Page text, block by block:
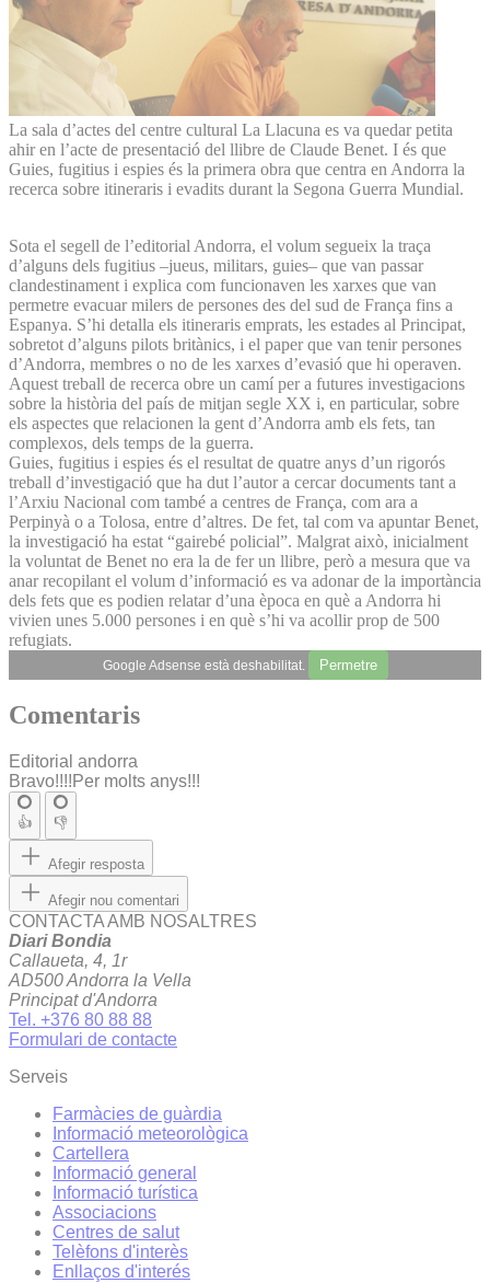
La sala d’actes del centre cultural La Llacuna es va quedar petita
ahir en l’acte de presentació del llibre de Claude Benet. I és que
Guies, fugitius i espies és la primera obra que centra en Andorra la
recerca sobre itineraris i evadits durant la Segona Guerra Mundial.
Sota el segell de l’editorial Andorra, el volum segueix la traça
d’alguns dels fugitius –jueus, militars, guies– que van passar
clandestinament i explica com funcionaven les xarxes que van
permetre evacuar milers de persones des del sud de França fins a
Espanya. S’hi detalla els itineraris emprats, les estades al Principat,
sobretot d’alguns pilots britànics, i el paper que van tenir persones
d’Andorra, membres o no de les xarxes d’evasió que hi operaven.
Aquest treball de recerca obre un camí per a futures investigacions
sobre la història del país de mitjan segle XX i, en particular, sobre
els aspectes que relacionen la gent d’Andorra amb els fets, tan
complexos, dels temps de la guerra.
Guies, fugitius i espies és el resultat de quatre anys d’un rigorós
treball d’investigació que ha dut l’autor a cercar documents tant a
l’Arxiu Nacional com també a centres de França, com ara a
Perpinyà o a Tolosa, entre d’altres. De fet, tal com va apuntar Benet,
la investigació ha estat “gairebé policial”. Malgrat això, inicialment
la voluntat de Benet no era la de fer un llibre, però a mesura que va
anar recopilant el volum d’informació es va adonar de la importància
dels fets que es podien relatar d’una època en què a Andorra hi
vivien unes 5.000 persones i en què s’hi va acollir prop de 500
refugiats.
Google Adsense està deshabilitat. Permetre
Comentaris
Editorial andorra
Bravo!!!!Per molts anys!!!
👍 👎
Afegir resposta
Afegir nou comentari
CONTACTA AMB NOSALTRES
Diari Bondia
Callaueta, 4, 1r
AD500 Andorra la Vella
Principat d'Andorra
Tel. +376 80 88 88
Formulari de contacte
Serveis
Farmàcies de guàrdia
Informació meteorològica
Cartellera
Informació general
Informació turística
Associacions
Centres de salut
Telèfons d'interès
Enllaços d'interés